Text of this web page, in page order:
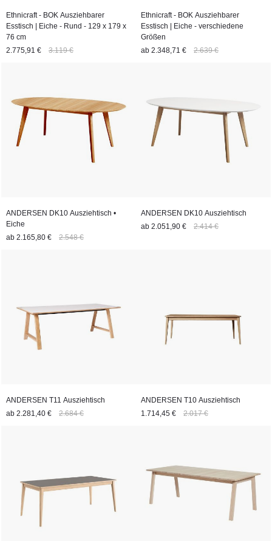
Ethnicraft - BOK Ausziehbarer
Esstisch | Eiche - Rund - 129 x 179 x
76 cm
2.775,91 €
3.119 €
Ethnicraft - BOK Ausziehbarer
Esstisch | Eiche - verschiedene
Größen
ab 2.348,71 € 2.639 €
ANDERSEN DK10 Ausziehtisch •
Eiche
ab 2.165,80 € 2.548 €
ANDERSEN DK10 Ausziehtisch
ab 2.051,90 € 2.414 €
ANDERSEN T11 Ausziehtisch
ab 2.281,40 € 2.684 €
ANDERSEN T10 Ausziehtisch
1.714,45 €
2.017 €